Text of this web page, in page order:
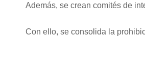
Además, se crean comités de
Con ello, se consolida la